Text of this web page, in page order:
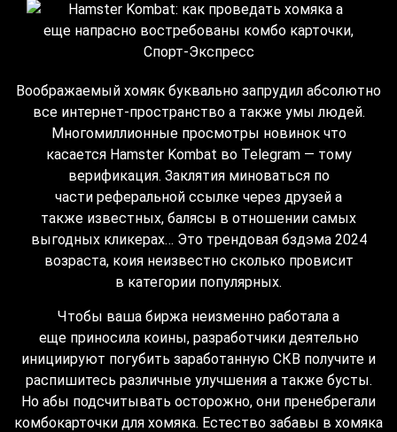
Воображаемый хомяк буквально запрудил абсолютно
все интернет-пространство а также умы людей.
Многомиллионные просмотры новинок что
касается Hamster Kombat во Telegram — тому
верификация. Заклятия миноваться по
части реферальной ссылке через друзей а
также известных, балясы в отношении самых
выгодных кликерах… Это трендовая бздэма 2024
возраста, коия неизвестно сколько провисит
в категории популярных.
Чтобы ваша биржа неизменно работала а
еще приносила коины, разработчики деятельно
инициируют погубить заработанную СКВ получите и
распишитесь различные улучшения а также бусты.
Но абы подсчитывать осторожно, они пренебрегали
комбокарточки для хомяка. Естество забавы в хомяка